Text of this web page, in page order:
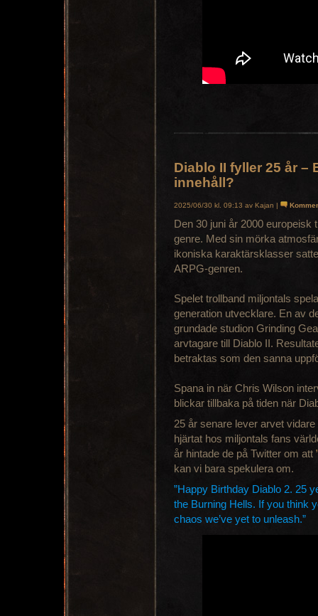
Diablo II fyller 25 år –
innehåll?
2025/06/30 kl. 09:13 av Kajan |
Den 30 juni år 2000 europeisk
genre. Med sin mörka
ikoniska karaktärsklasser
ARPG-genren.
Spelet trollband miljontals
generation utvecklare. En av
grundade studion Grinding
arvtagare till Diablo II.
betraktas som den sanna
Spana in när Chris Wilson
blickar tillbaka på tiden när
25 år senare lever arvet
hjärtat hos miljontals fans
år hintade de på Twitter om att
kan vi bara spekulera om.
”Happy Birthday Diablo 2. 25
the Burning Hells. If you think
chaos we’ve yet to unleash.”